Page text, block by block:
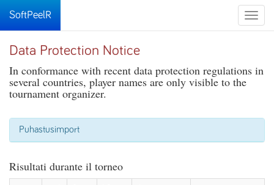
Toggle
SoftPeelR
Data Protection Notice
In conformance with recent data protection regulations in
several countries, player names are only visible to the
tournament organizer.
Puhastusimport
Risultati durante il torneo